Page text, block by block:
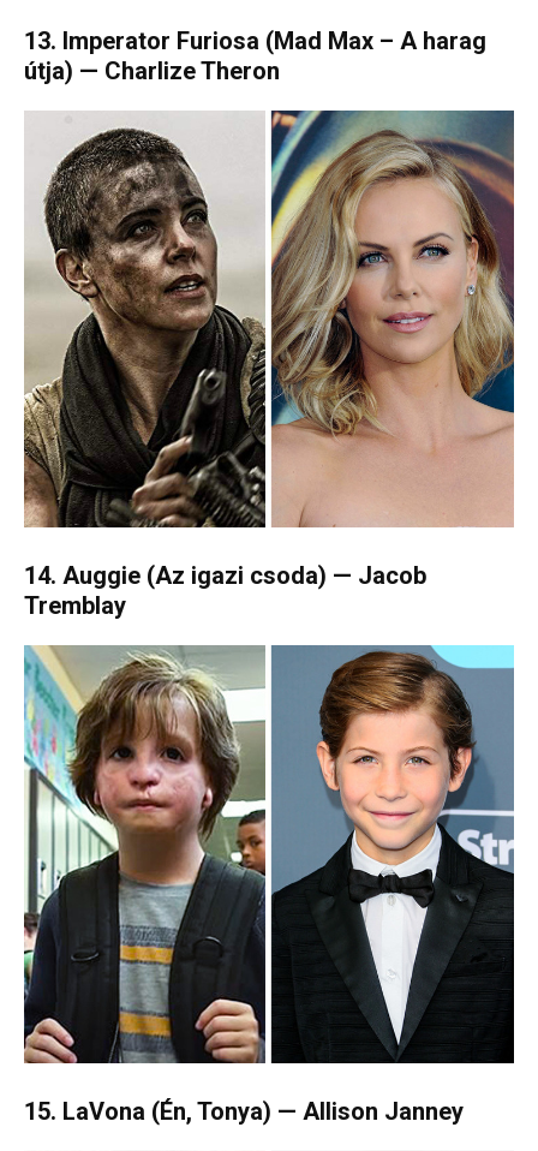
13. Imperator Furiosa (Mad Max – A harag
útja) — Charlize Theron
14. Auggie (Az igazi csoda) — Jacob
Tremblay
15. LaVona (Én, Tonya) — Allison Janney